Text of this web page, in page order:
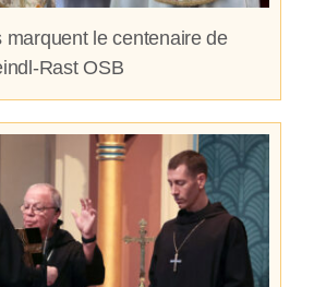
marquent le centenaire de
Rast OSB